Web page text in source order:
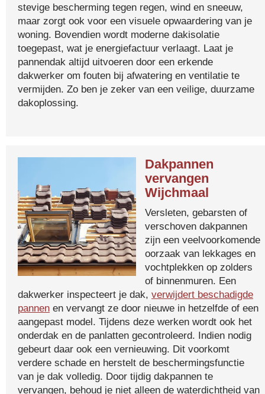
stevige bescherming tegen regen, wind en sneeuw,
maar zorgt ook voor een visuele opwaardering van je
woning. Bovendien wordt moderne dakisolatie
toegepast, wat je energiefactuur verlaagt. Laat je
pannendak altijd uitvoeren door een erkende
dakwerker om fouten bij afwatering en ventilatie te
vermijden. Zo ben je zeker van een veilige, duurzame
dakoplossing.
Dakpannen
vervangen
Wijchmaal
Versleten, gebarsten of
verschoven dakpannen
zijn een veelvoorkomende
oorzaak van lekkages en
vochtplekken op zolders
of binnenmuren. Een
dakwerker inspecteert je dak, verwijdert beschadigde
pannen en vervangt ze door nieuwe in hetzelfde of een
aangepast model. Tijdens deze werken wordt ook het
onderdak en de panlatten gecontroleerd. Indien nodig
gebeurt daar ook een vernieuwing. Dit voorkomt
verdere schade en herstelt de beschermingsfunctie
van je dak volledig. Door tijdig dakpannen te
vervangen, behoud je niet alleen de waterdichtheid van